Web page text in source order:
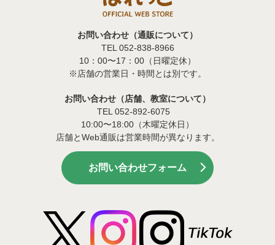
お問い合わせ（通販について）
TEL 052-838-8966
10：00〜17：00（日曜定休）
※店舗の営業日・時間とは別です。
お問い合わせ（店舗、教室について）
TEL 052-892-6075
10:00〜18:00（木曜定休日）
店舗とWeb通販は営業時間が異なります。
お問い合わせフォーム